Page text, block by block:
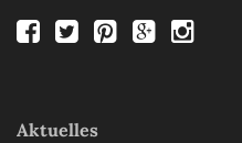
Aktuelles